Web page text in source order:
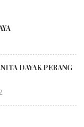
DAYAK PERANG